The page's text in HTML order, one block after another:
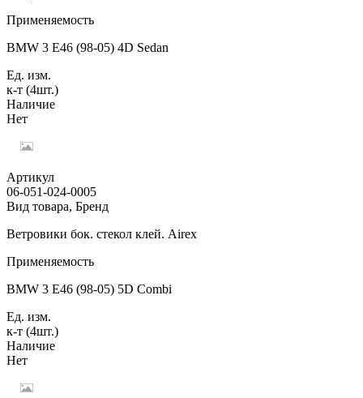
Применяемость
BMW 3 E46 (98-05) 4D Sedan
Ед. изм.
к-т (4шт.)
Наличие
Нет
Артикул
06-051-024-0005
Вид товара, Бренд
Ветровики бок. стекол клей. Airex
Применяемость
BMW 3 E46 (98-05) 5D Combi
Ед. изм.
к-т (4шт.)
Наличие
Нет